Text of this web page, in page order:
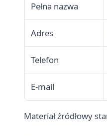
Pełna nazwa
Adres
Telefon
E-mail
Materiał źródłowy